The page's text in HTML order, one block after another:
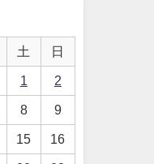
土 日
1 2
8 9
15 16